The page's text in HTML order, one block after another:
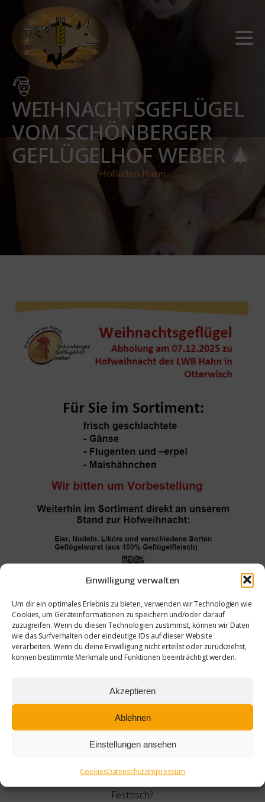
Einwilligung verwalten
Um dir ein optimales Erlebnis zu bieten, verwenden wir Technologien wie
Cookies, um Geräteinformationen zu speichern und/oder darauf
zuzugreifen. Wenn du diesen Technologien zustimmst, können wir Daten
wie das Surfverhalten oder eindeutige IDs auf dieser Website
verarbeiten. Wenn du deine Einwilligung nicht erteilst oder zurückziehst,
können bestimmte Merkmale und Funktionen beeinträchtigt werden.
Akzeptieren
Ablehnen
Einstellungen ansehen
CookiesDatenschutzImpressum
🎅
WEIHNACHTSGEFLÜGEL
VOM SCHÖNBERGER
GEFLÜGELHOF WEBER 🎄
Hofladen Hahn
Hofweihnacht in Otterwisch
Die Weihnachtszeit rückt näher – und was wäre
sie ohne köstliches, regionales Geflügel auf dem
Festtisch?